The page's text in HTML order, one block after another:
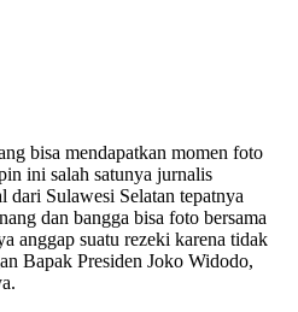
bisa mendapatkan momen foto
ini salah satunya jurnalis
dari Sulawesi Selatan tepatnya
dan bangga bisa foto bersama
anggap suatu rezeki karena tidak
Bapak Presiden Joko Widodo,